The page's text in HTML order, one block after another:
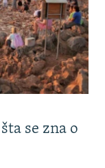
se zna o